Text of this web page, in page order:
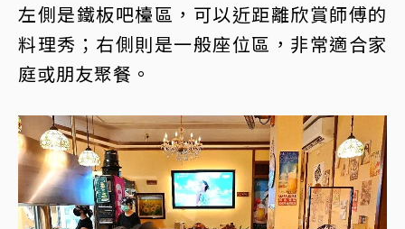
左側是鐵板吧檯區，可以近距離欣賞師傅的
料理秀；右側則是一般座位區，非常適合家
庭或朋友聚餐。